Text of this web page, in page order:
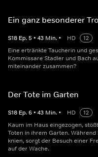
Ein ganz besonderer
S18 Ep.5 • 43 Min. • HD
12
Eine ertränkte Taucherin und
Kommissare Stadler und Bach
miteinander zusammen?
Der Tote im Garten
S18 Ep.6 • 43 Min. • HD
12
Kaum im Haus eingezogen,
Toten in ihrem Garten.
knien, sorgt der Besuch einer
auf der Wache.